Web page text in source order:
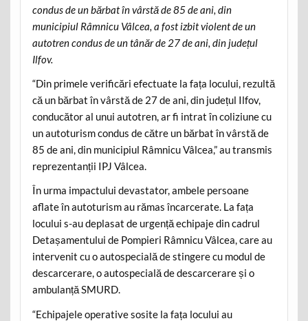
condus de un bărbat în vârstă de 85 de ani, din
municipiul Râmnicu Vâlcea, a fost izbit violent de un
autotren condus de un tânăr de 27 de ani, din județul
Ilfov.
“Din primele verificări efectuate la fața locului, rezultă
că un bărbat în vârstă de 27 de ani, din județul Ilfov,
conducător al unui autotren, ar fi intrat în coliziune cu
un autoturism condus de către un bărbat în vârstă de
85 de ani, din municipiul Râmnicu Vâlcea,” au transmis
reprezentanții IPJ Vâlcea.
În urma impactului devastator, ambele persoane
aflate în autoturism au rămas încarcerate. La fața
locului s-au deplasat de urgență echipaje din cadrul
Detașamentului de Pompieri Râmnicu Vâlcea, care au
intervenit cu o autospecială de stingere cu modul de
descarcerare, o autospecială de descarcerare și o
ambulanță SMURD.
“Echipajele operative sosite la fața locului au